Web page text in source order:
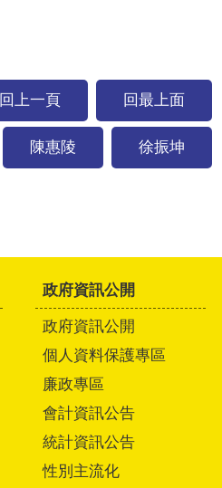
回上一頁
回最上面
陳惠陵 徐振坤
政府資訊公開
政府資訊公開
個人資料保護專區
廉政專區
會計資訊公告
統計資訊公告
性別主流化